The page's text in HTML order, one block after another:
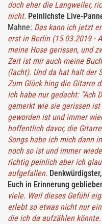
doch eher die Langweiler,
nicht. Peinlichste Live-
Mahne: Das kann ich jetzt
erst in Berlin (15.03.2019 -
meine Hose gerissen, und
Zeit ist mir auch meine
(lacht). Und da hat halt der
Zum Glück hing die Gitarre
Ich habe nur gedacht: "Ach
gemerkt wie sie gerissen
geworden ist und immer
hoffentlich davor, die
Songs habe ich mich dann
noch so ist und immer
richtig peinlich aber ich
aufgefallen.
Euch in Erinnerung
viele. Weil dieses Gefühl
erlebt so etwas nicht nur
die ich da aufzählen